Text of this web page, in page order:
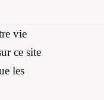
vie
ce site
les